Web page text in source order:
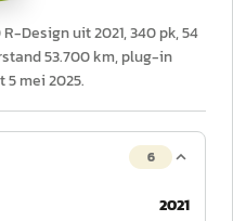
Design uit 2021, 340 pk, 54
53.700 km, plug-in
mei 2025.
6
2021